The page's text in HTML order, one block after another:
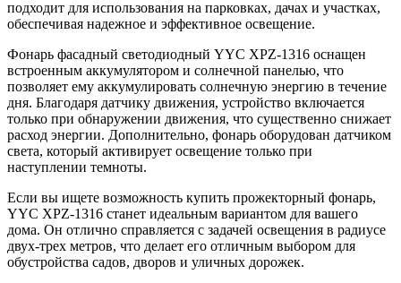
подходит для использования на парковках, дачах и участках,
обеспечивая надежное и эффективное освещение.
Фонарь фасадный светодиодный YYC XPZ-1316 оснащен
встроенным аккумулятором и солнечной панелью, что
позволяет ему аккумулировать солнечную энергию в течение
дня. Благодаря датчику движения, устройство включается
только при обнаружении движения, что существенно снижает
расход энергии. Дополнительно, фонарь оборудован датчиком
света, который активирует освещение только при
наступлении темноты.
Если вы ищете возможность купить прожекторный фонарь,
YYC XPZ-1316 станет идеальным вариантом для вашего
дома. Он отлично справляется с задачей освещения в радиусе
двух-трех метров, что делает его отличным выбором для
обустройства садов, дворов и уличных дорожек.